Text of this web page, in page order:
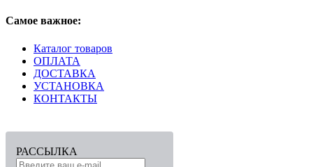
Самое важное:
Каталог товаров
ОПЛАТА
ДОСТАВКА
УСТАНОВКА
КОНТАКТЫ
РАССЫЛКА